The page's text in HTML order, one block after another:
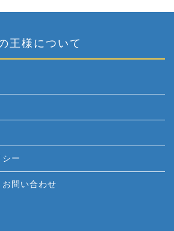
王様について
ー
問い合わせ